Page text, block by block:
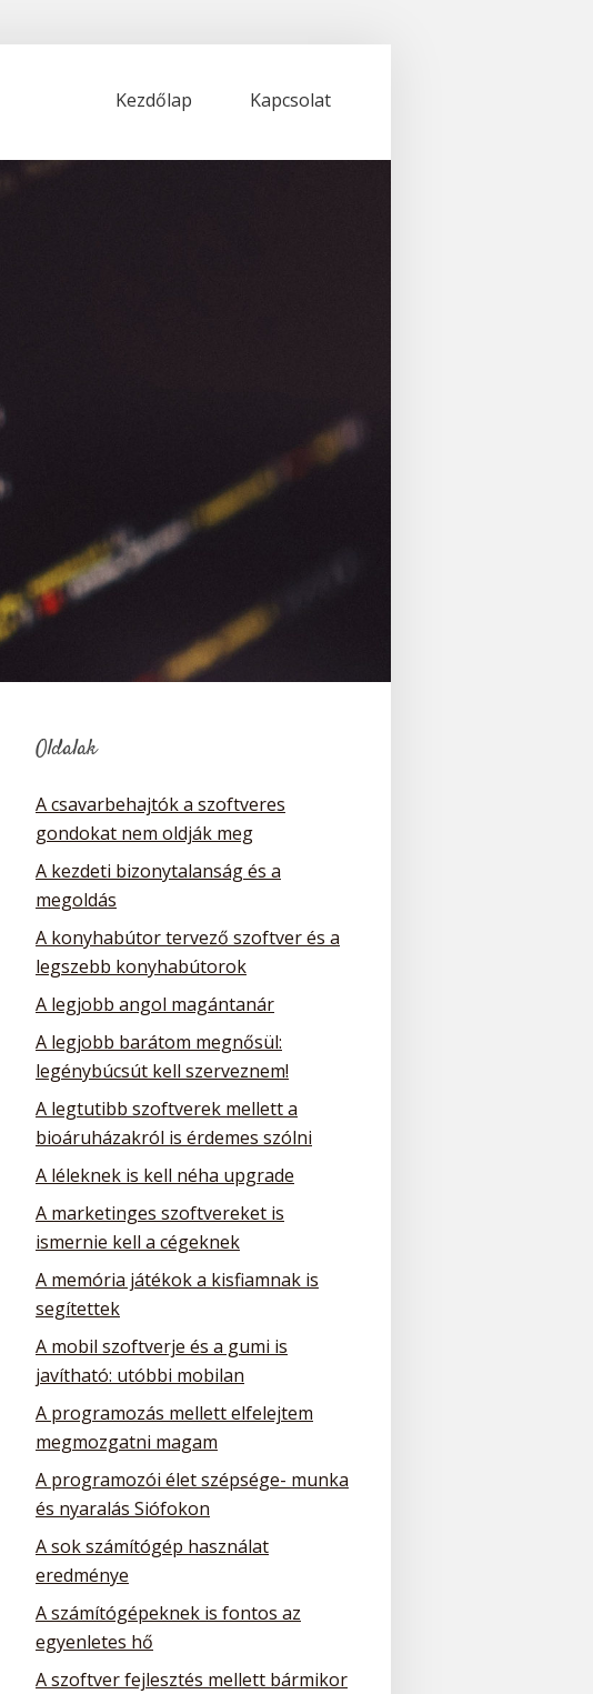
Kezdőlap Kapcsolat
Oldalak
A csavarbehajtók a szoftveres
gondokat nem oldják meg
A kezdeti bizonytalanság és a
megoldás
A konyhabútor tervező szoftver és a
legszebb konyhabútorok
A legjobb angol magántanár
A legjobb barátom megnősül:
legénybúcsút kell szerveznem!
A legtutibb szoftverek mellett a
bioáruházakról is érdemes szólni
A léleknek is kell néha upgrade
A marketinges szoftvereket is
ismernie kell a cégeknek
A memória játékok a kisfiamnak is
segítettek
A mobil szoftverje és a gumi is
javítható: utóbbi mobilan
A programozás mellett elfelejtem
megmozgatni magam
A programozói élet szépsége- munka
és nyaralás Siófokon
A sok számítógép használat
eredménye
A számítógépeknek is fontos az
egyenletes hő
A szoftver fejlesztés mellett bármikor